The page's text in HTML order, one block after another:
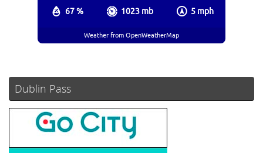
67 % 1023 mb 5 mph
Weather from OpenWeatherMap
Dublin Pass